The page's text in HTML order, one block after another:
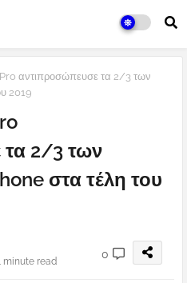
αντιπροσώπευσε τα 2/3 των
2019
τα 2/3 των
στα τέλη του
minute read
0